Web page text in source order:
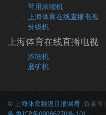
常用浓缩机
上海体育在线直播电视
分级机
上海体育在线直播电视
浓缩机
磨矿机
© 上海体育频道直播回看|备案号: